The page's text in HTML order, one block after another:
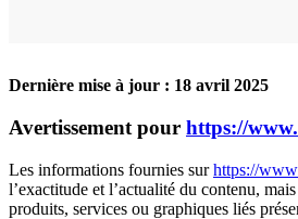
Dernière mise à jour : 18 avril 2025
Avertissement pour https://
Les informations fournies surhttps://
l’exactitude et l’actualité du contenu,
produits, services ou graphiques liés